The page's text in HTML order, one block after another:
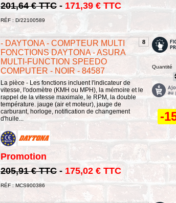
201,64 € TTC - 171,39 € TTC
RÉF : D/22100589
8
- DAYTONA - COMPTEUR MULTI
FONCTIONS DAYTONA - ASURA
MULTI-FUNCTION SPEEDO
COMPUTER - NOIR - 84587
La pièce - Les fonctions incluent l'indicateur de
vitesse, l'odomètre (KMH ou MPH), la mémoire et le
rappel de la vitesse maximale, le RPM, la double
température. jauge (air et moteur), jauge de
carburant, horloge, notification de changement
d'huile...
Promotion
205,91 € TTC - 175,02 € TTC
RÉF : MCS900386
Quantité
-